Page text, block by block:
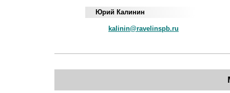
Юрий Калинин
kalinin@ravelinspb.ru